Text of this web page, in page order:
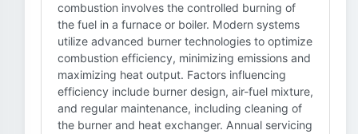
combustion involves the controlled burning of
the fuel in a furnace or boiler. Modern systems
utilize advanced burner technologies to optimize
combustion efficiency, minimizing emissions and
maximizing heat output. Factors influencing
efficiency include burner design, air-fuel mixture,
and regular maintenance, including cleaning of
the burner and heat exchanger. Annual servicing